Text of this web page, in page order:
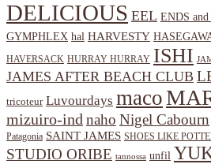
DELICIOUS EEL ENDS
GYMPHLEX hal HARVESTY
HAVERSACK HURRAY HURRAY ISHI
JAMES AFTER BEACH CLUB
tricoteur Luvourdays maco
mizuiro-ind naho Nigel Cabourn
Patagonia SAINT JAMES SHOES LIKE
STUDIO ORIBE tannossa unfil